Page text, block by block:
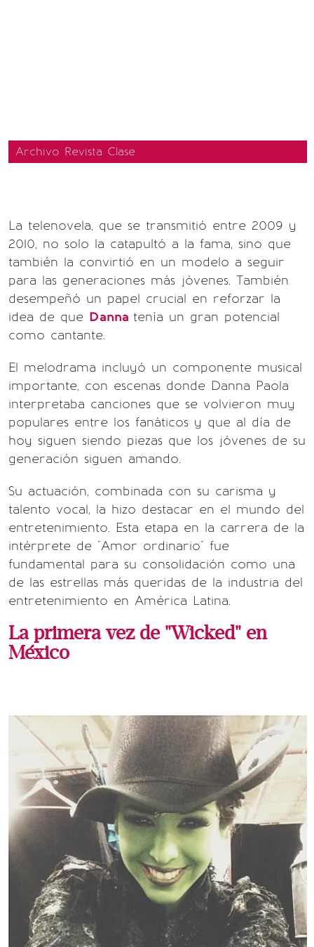
Archivo Revista Clase
La telenovela, que se transmitió entre 2009 y
2010, no solo la catapultó a la fama, sino que
también la convirtió en un modelo a seguir
para las generaciones más jóvenes. También
desempeñó un papel crucial en reforzar la
idea de que Danna tenía un gran potencial
como cantante.
El melodrama incluyó un componente musical
importante, con escenas donde Danna Paola
interpretaba canciones que se volvieron muy
populares entre los fanáticos y que al día de
hoy siguen siendo piezas que los jóvenes de su
generación siguen amando.
Su actuación, combinada con su carisma y
talento vocal, la hizo destacar en el mundo del
entretenimiento. Esta etapa en la carrera de la
intérprete de "Amor ordinario" fue
fundamental para su consolidación como una
de las estrellas más queridas de la industria del
entretenimiento en América Latina.
La primera vez de "Wicked" en
México